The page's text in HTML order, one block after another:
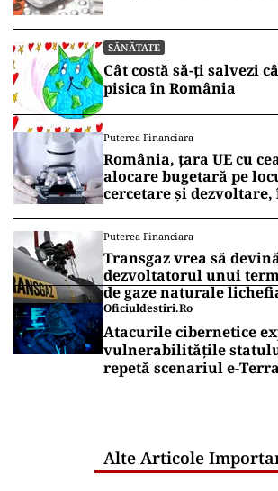
SĂNĂTATE
Cât costă să-ți salvezi
pisica în România
Puterea Financiara
România, țara UE cu
alocare bugetară pe
cercetare și dezvoltare,
Puterea Financiara
Transgaz vrea să
dezvoltatorul unui
de gaze naturale
Oficiuldestiri.ro
Atacurile cibernetice
vulnerabilitățile
repetă scenariul
Alte Articole